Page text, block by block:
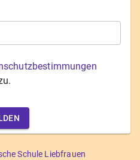
Schule Liebfrauen